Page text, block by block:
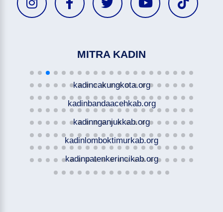
MITRA KADIN
kadincakungkota.org
kadinbandaacehkab.org
kadinnganjukkab.org
kadinlomboktimurkab.org
kadinpatenkerincikab.org